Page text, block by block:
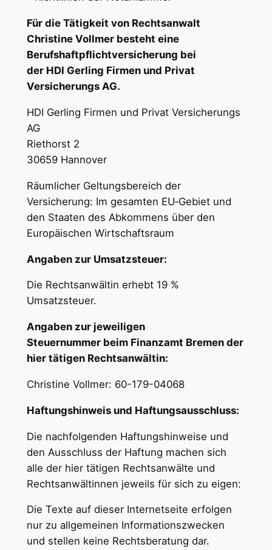
Für die Tätigkeit von Rechtsanwalt
Christine Vollmer besteht eine
Berufshaftpflichtversicherung bei
der HDI Gerling Firmen und Privat
Versicherungs AG.
HDI Gerling Firmen und Privat Versicherungs
AG
Riethorst 2
30659 Hannover
Räumlicher Geltungsbereich der
Versicherung: Im gesamten EU‐Gebiet und
den Staaten des Abkommens über den
Europäischen Wirtschaftsraum
Angaben zur Umsatzsteuer:
Die Rechtsanwältin erhebt 19 %
Umsatzsteuer.
Angaben zur jeweiligen
Steuernummer beim Finanzamt Bremen der
hier tätigen Rechtsanwältin:
Christine Vollmer: 60-179-04068
Haftungshinweis und Haftungsausschluss:
Die nachfolgenden Haftungshinweise und
den Ausschluss der Haftung machen sich
alle der hier tätigen Rechtsanwälte und
Rechtsanwältinnen jeweils für sich zu eigen:
Die Texte auf dieser Internetseite erfolgen
nur zu allgemeinen Informationszwecken
und stellen keine Rechtsberatung dar.